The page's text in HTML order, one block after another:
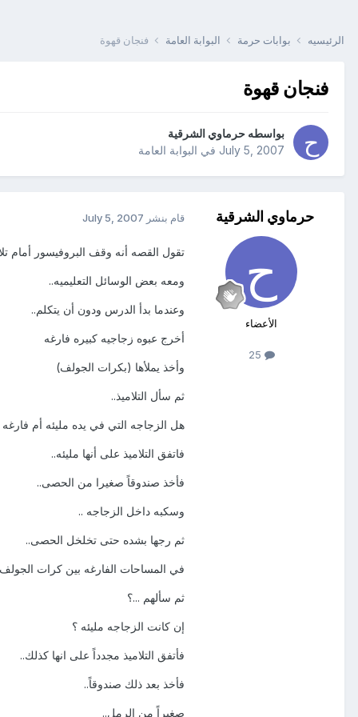
الرئيسيه بوابات حرمة البوابة العامة فنجان قهوة
فنجان قهوة
بواسطه حرماوي الشرقية
July 5, 2007 في البوابة العامة
حرماوي الشرقية
الأعضاء
قام بنشر July 5, 2007
تقول القصه أنه وقف البروفيسور أمام
ومعه بعض الوسائل التعليميه..
وعندما بدأ الدرس ودون أن يتكلم..
أخرج عبوه زجاجيه كبيره فارغه
وأخذ يملأها (بكرات الجولف)
ثم سأل التلاميذ..
هل الزجاجه التي في يده مليئه أم
فاتفق التلاميذ على أنها مليئه..
فأخذ صندوقاً صغيرا من الحصى..
وسكبه داخل الزجاجه ..
ثم رجها بشده حتى تخلخل الحصى..
في المساحات الفارغه بين كرات
ثم سألهم ...؟
إن كانت الزجاجه مليئه ؟
فأتفق التلاميذ مجدداً على انها كذلك..
فأخذ بعد ذلك صندوقاً..
صغيراً من الرمل..